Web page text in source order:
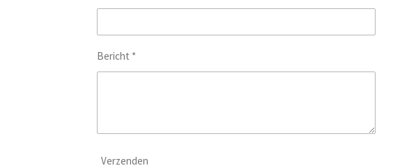
Bericht *
Verzenden